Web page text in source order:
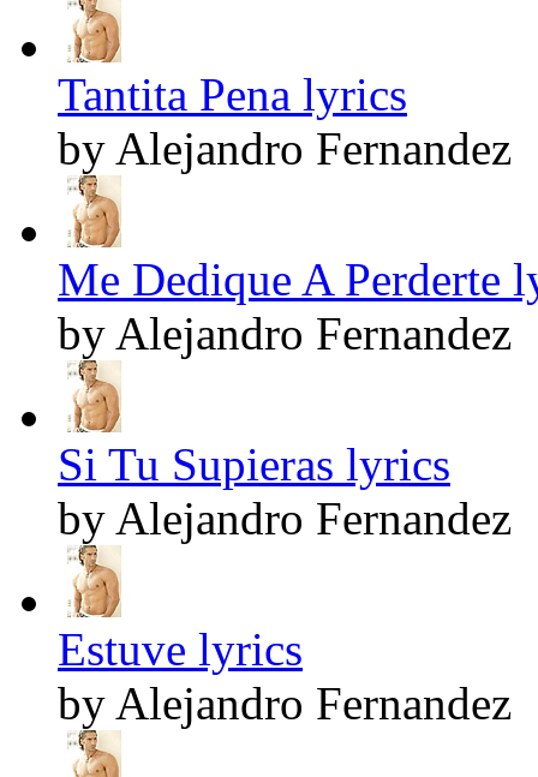
Tantita Pena lyrics
by Alejandro Fernandez
Me Dedique A Perderte
by Alejandro Fernandez
Si Tu Supieras lyrics
by Alejandro Fernandez
Estuve lyrics
by Alejandro Fernandez